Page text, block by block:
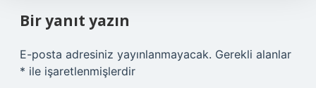
Bir yanıt yazın
E-posta adresiniz yayınlanmayacak. Gerekli alanlar
* ile işaretlenmişlerdir